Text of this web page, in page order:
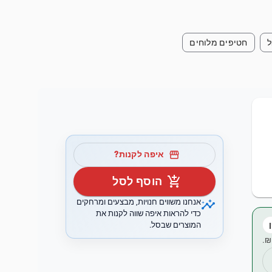
חטיפים מלוחים
storefront איפה לקנות?
add_shopping_cart הוסף לסל
insightsאנחנו משווים חנויות, מבצעים ומרחקים
כדי להראות איפה שווה לקנות את
המוצרים שבסל.